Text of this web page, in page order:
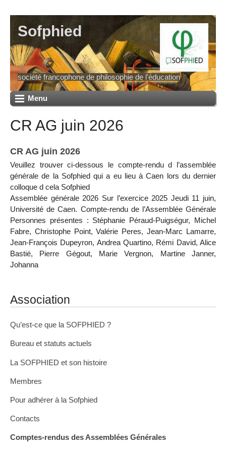
Sofphied
société francophone de philosophie de l’éducation
Menu
CR AG juin 2026
CR AG juin 2026
Veuillez trouver ci-dessous le compte-rendu d l’assemblée
générale de la Sofphied qui a eu lieu à Caen lors du dernier
colloque d cela Sofphied
Assemblée générale 2026 Sur l’exercice 2025 Jeudi 11 juin,
Université de Caen. Compte-rendu de l’Assemblée Générale
Personnes présentes : Stéphanie Péraud-Puigségur, Michel
Fabre, Christophe Point, Valérie Peres, Jean-Marc Lamarre,
Jean-François Dupeyron, Andrea Quartino, Rémi David, Alice
Bastié, Pierre Gégout, Marie Vergnon, Martine Janner,
Johanna
Association
Qu’est-ce que la SOFPHIED ?
Bureau et statuts actuels
La SOFPHIED et son histoire
Membres
Pour adhérer à la Sofphied
Contacts
Comptes-rendus des Assemblées Générales